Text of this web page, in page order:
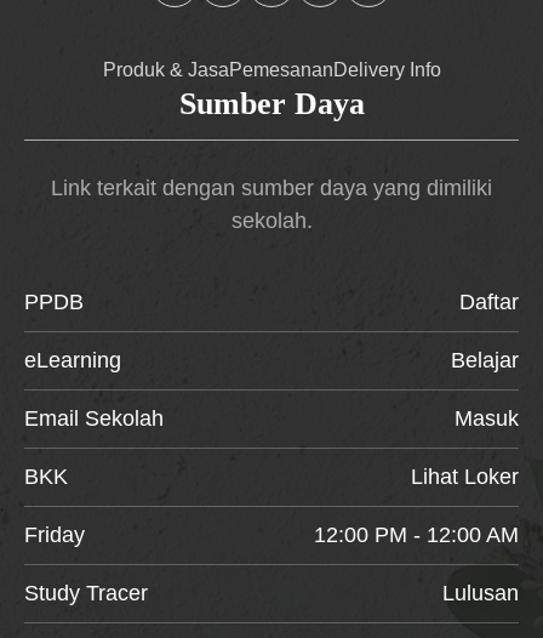
Produk & JasaPemesananDelivery Info
Sumber Daya
Link terkait dengan sumber daya yang dimiliki
sekolah.
PPDB Daftar
eLearning Belajar
Email Sekolah Masuk
BKK Lihat Loker
Friday 12:00 PM - 12:00 AM
Study Tracer Lulusan